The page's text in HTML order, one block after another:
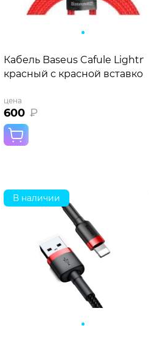
Кабель Baseus Cafule
красный с красной вставкой
цена
600 ₽
В наличии